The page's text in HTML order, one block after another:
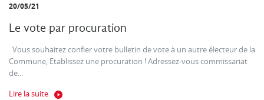
20/05/21
Le vote par procuration
Vous souhaitez confier votre bulletin de vote à un autre électeur de la
Commune, Etablissez une procuration ! Adressez-vous commissariat
de...
Lire la suite